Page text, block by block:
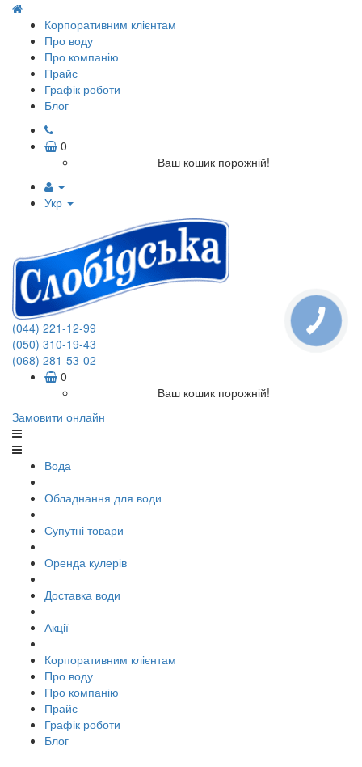
Корпоративним клієнтам
Про воду
Про компанію
Прайс
Графік роботи
Блог
0
Ваш кошик порожній!
Укр
(044) 221-12-99
(050) 310-19-43
(068) 281-53-02
0
Ваш кошик порожній!
Замовити онлайн
Вода
Обладнання для води
Супутні товари
Оренда кулерів
Доставка води
Акції
Корпоративним клієнтам
Про воду
Про компанію
Прайс
Графік роботи
Блог